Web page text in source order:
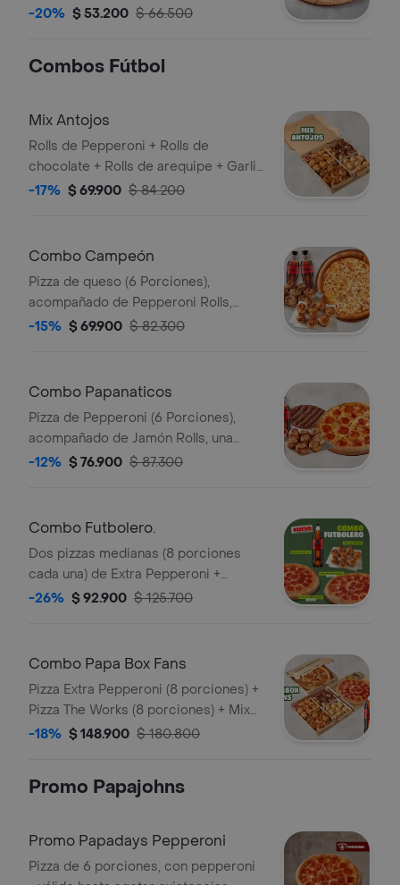
Roja y Pepperoncini.
-20% $ 53.200 $ 66.500
Combos Fútbol
Mix Antojos
Rolls de Pepperoni + Rolls de
chocolate + Rolls de arequipe + Garlic
knots (8 de cada uno).
-17% $ 69.900 $ 84.200
Combo Campeón
Pizza de queso (6 Porciones),
acompañado de Pepperoni Rolls,
arequipe rolls y 2 Coca Cola (400ML).
-15% $ 69.900 $ 82.300
Combo Papanaticos
Pizza de Pepperoni (6 Porciones),
acompañado de Jamón Rolls, una
pizza de chocolate, y 2 Coca Cola
Pepperoncini.
-12% $ 76.900 $ 87.300
Combo Futbolero.
Dos pizzas medianas (8 porciones
cada una) de Extra Pepperoni +
Arequipe Rolls + Gaseosa 1,5L. Incluye
-26% $ 92.900 $ 125.700
Combo Papa Box Fans
Pizza Extra Pepperoni (8 porciones) +
Pizza The Works (8 porciones) + Mix
Antojos y acompañado de 2 Coca
Pepperoncini.
-18% $ 148.900 $ 180.800
Promo Papajohns
Promo Papadays Pepperoni
Pizza de 6 porciones, con pepperoni